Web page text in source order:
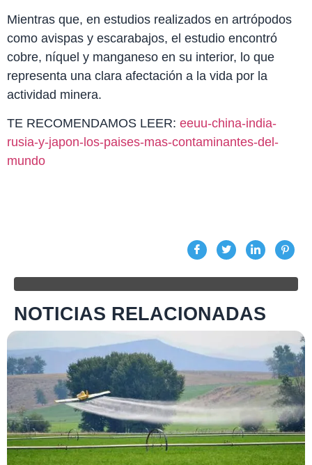
Mientras que, en estudios realizados en artrópodos
como avispas y escarabajos, el estudio encontró
cobre, níquel y manganeso en su interior, lo que
representa una clara afectación a la vida por la
actividad minera.
TE RECOMENDAMOS LEER: eeuu-china-india-
rusia-y-japon-los-paises-mas-contaminantes-del-
mundo
NOTICIAS RELACIONADAS